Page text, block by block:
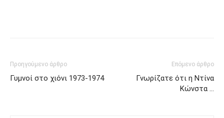
Προηγούμενο άρθρο
Γυμνοί στο χιόνι 1973-1974
Επόμενο άρθρο
Γνωρίζατε ότι η Ντίνα
Κώνστα …